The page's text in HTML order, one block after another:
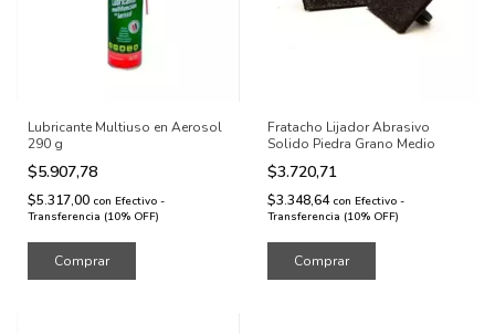
Lubricante Multiuso en Aerosol
290 g
$5.907,78
$5.317,00 con Efectivo -
Transferencia (10% OFF)
Fratacho Lijador Abrasivo
Solido Piedra Grano Medio
$3.720,71
$3.348,64 con Efectivo -
Transferencia (10% OFF)